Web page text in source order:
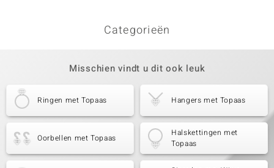
Categorieën
Misschien vindt u dit ook leuk
Ringen met Topaas Hangers met Topaas
Oorbellen met Topaas
Halskettingen met
Topaas